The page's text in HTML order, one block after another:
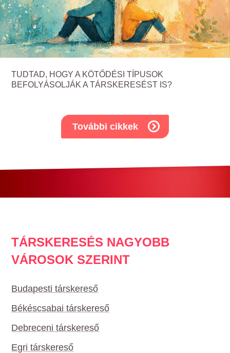
TUDTAD, HOGY A KÖTŐDÉSI TÍPUSOK
BEFOLYÁSOLJÁK A TÁRSKERESÉST IS?
További cikkek
TÁRSKERESÉS NAGYOBB
VÁROSOK SZERINT
Budapesti társkereső
Békéscsabai társkereső
Debreceni társkereső
Egri társkereső